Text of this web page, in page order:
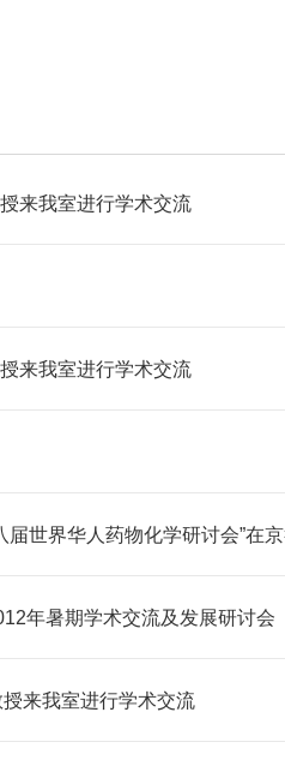
来我室进行学术交流
来我室进行学术交流
世界华人药物化学研讨会”在
年暑期学术交流及发展研讨会
来我室进行学术交流